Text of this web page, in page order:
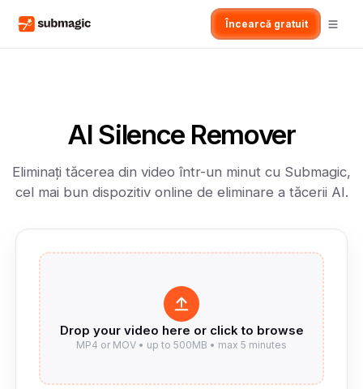
Încearcă gratuit
AI Silence Remover
Eliminați tăcerea din video într-un minut cu Submagic,
cel mai bun dispozitiv online de eliminare a tăcerii AI.